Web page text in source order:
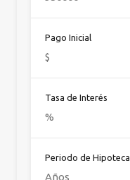
Pago Inicial
Tasa de Interés
Periodo de Hipoteca